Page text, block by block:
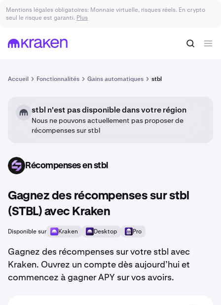
Mentions légales obligatoires: Monnaie virtuelle, risques réels. En crypto
seul le risque est garanti. Plus
Accueil Fonctionnalités Gains automatiques stbl
stbl n'est pas disponible dans votre région
Nous ne pouvons actuellement pas proposer de
récompenses sur stbl
STBL Récompenses en stbl
Gagnez des récompenses sur stbl
(STBL) avec Kraken
Disponible sur Kraken Desktop Pro
Gagnez des récompenses sur votre stbl avec
Kraken. Ouvrez un compte dès aujourd’hui et
commencez à gagner APY sur vos avoirs.